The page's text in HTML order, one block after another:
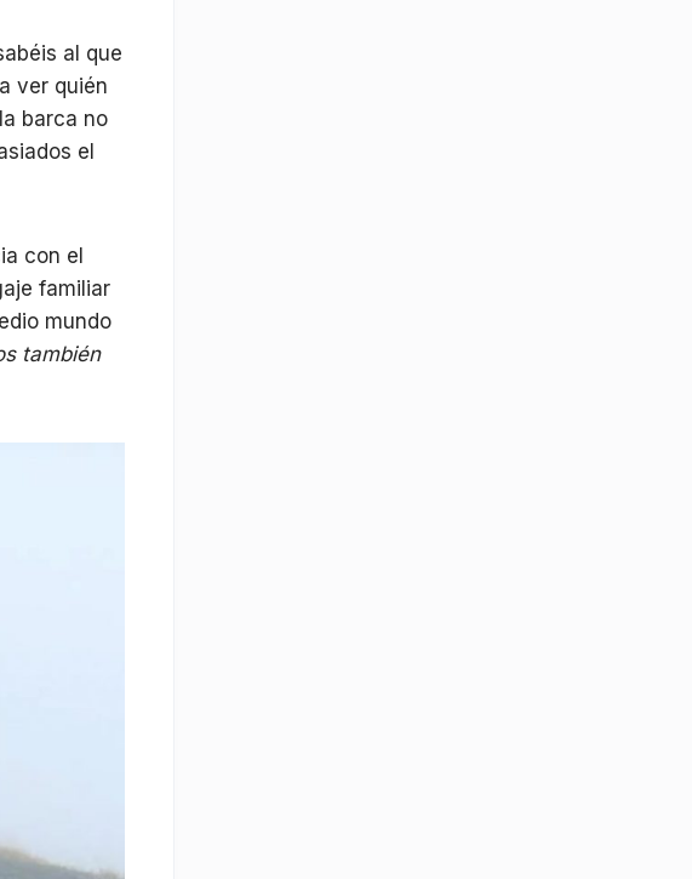
al que
ver quién
barca no
el
con el
familiar
mundo
también